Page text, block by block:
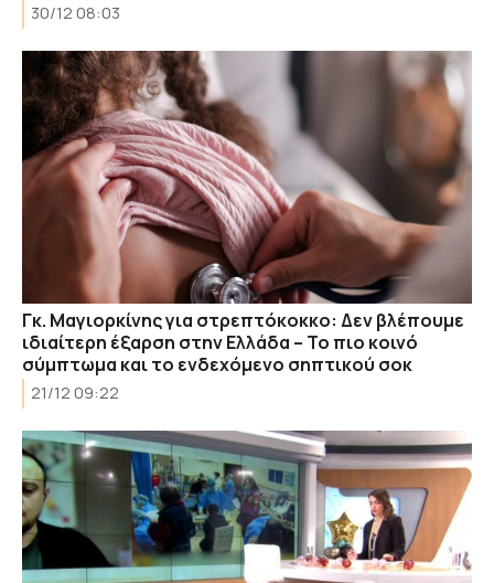
30/12 08:03
Γκ. Μαγιορκίνης για στρεπτόκοκκο: Δεν βλέπουμε
ιδιαίτερη έξαρση στην Ελλάδα – Το πιο κοινό
σύμπτωμα και το ενδεχόμενο σηπτικού σοκ
21/12 09:22